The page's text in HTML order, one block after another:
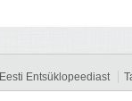
Eesti Entsüklopeediast